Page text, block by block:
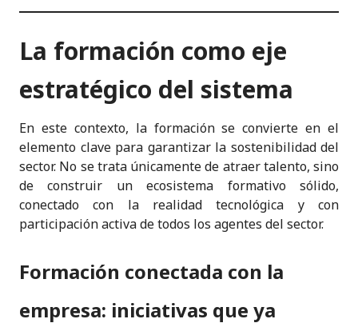
La formación como eje
estratégico del sistema
En este contexto, la formación se convierte en el
elemento clave para garantizar la sostenibilidad del
sector. No se trata únicamente de atraer talento, sino
de construir un ecosistema formativo sólido,
conectado con la realidad tecnológica y con
participación activa de todos los agentes del sector.
Formación conectada con la
empresa: iniciativas que ya